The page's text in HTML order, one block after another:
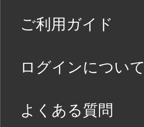
ご利用ガイド
ログインについて
よくある質問